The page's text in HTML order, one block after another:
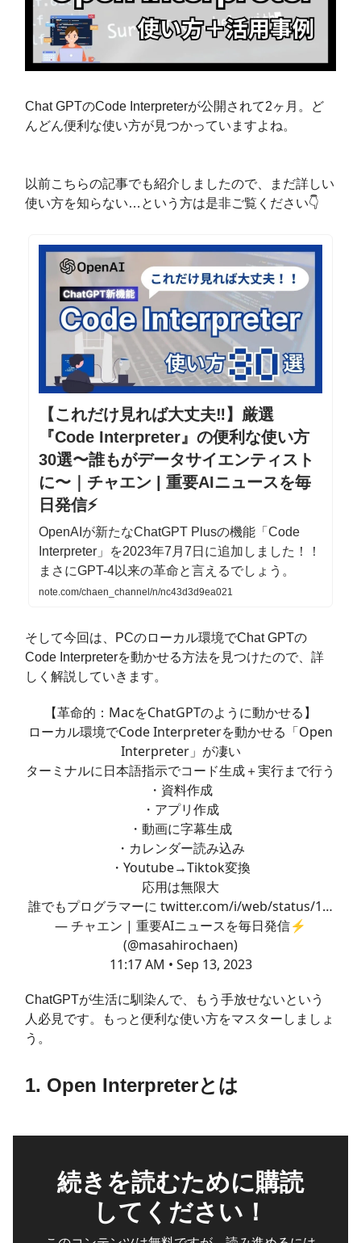
Chat GPTのCode Interpreterが公開されて2ヶ月。ど
んどん便利な使い方が見つかっていますよね。
以前こちらの記事でも紹介しましたので、まだ詳しい
使い方を知らない…という方は是非ご覧ください👇
【これだけ見れば大丈夫‼️】厳選
『Code Interpreter』の便利な使い方
30選〜誰もがデータサイエンティスト
に〜｜チャエン | 重要AIニュースを毎
日発信⚡️
OpenAIが新たなChatGPT Plusの機能「Code
Interpreter」を2023年7月7日に追加しました！！
まさにGPT-4以来の革命と言えるでしょう。
note.com/chaen_channel/n/nc43d3d9ea021
そして今回は、PCのローカル環境でChat GPTの
Code Interpreterを動かせる方法を見つけたので、詳
しく解説していきます。
【革命的：MacをChatGPTのように動かせる】
ローカル環境でCode Interpreterを動かせる「Open
Interpreter」が凄い
ターミナルに日本語指示でコード生成＋実行まで行う
・資料作成
・アプリ作成
・動画に字幕生成
・カレンダー読み込み
・Youtube→Tiktok変換
応用は無限大
誰でもプログラマーに twitter.com/i/web/status/1…
— チャエン | 重要AIニュースを毎日発信⚡️
(@masahirochaen)
11:17 AM • Sep 13, 2023
ChatGPTが生活に馴染んで、もう手放せないという
人必見です。もっと便利な使い方をマスターしましょ
う。
1. Open Interpreterとは
続きを読むために購読
してください！